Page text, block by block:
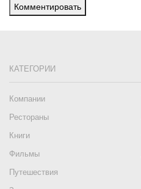
Комментировать
КАТЕГОРИИ
Компании
Рестораны
Книги
Фильмы
Путешествия